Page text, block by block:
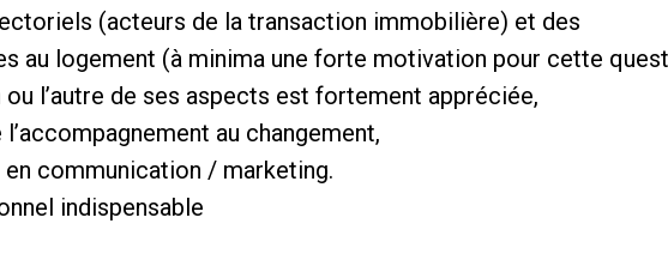
(acteurs de la transaction immobilière) et des
au logement (à minima une forte motivation pour cette
ou l’autre de ses aspects est fortement appréciée,
au changement,
communication / marketing.
indispensable